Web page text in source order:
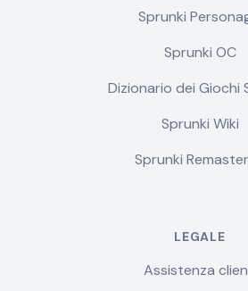
Sprunki
Sprunki OC
Dizionario dei Giochi
Sprunki Wiki
Sprunki
LEGALE
Assistenza